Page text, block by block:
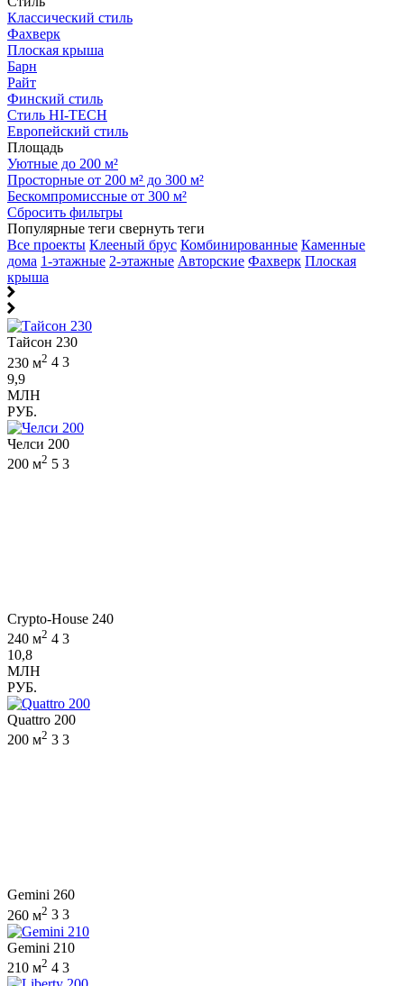
Классический стиль
Фахверк
Плоская крыша
Барн
Райт
Финский стиль
Стиль HI-TECH
Европейский стиль
Площадь
Уютные до 200 м²
Просторные от 200 м² до 300 м²
Бескомпромиссные от 300 м²
Сбросить фильтры
Популярные теги свернуть теги
Все проекты Клееный брус Комбинированные Каменные
дома 1-этажные 2-этажные Авторские Фахверк Плоская
крыша
Тайсон 230
230 м2 4 3
9,9
МЛН
РУБ.
Челси 200
200 м2 5 3
Crypto-House 240
240 м2 4 3
10,8
МЛН
РУБ.
Quattro 200
200 м2 3 3
Gemini 260
260 м2 3 3
Gemini 210
210 м2 4 3